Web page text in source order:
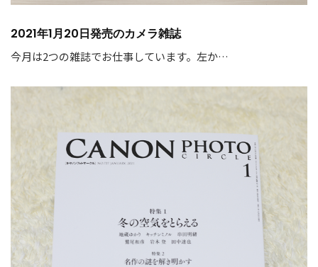
2021年1月20日発売のカメラ雑誌
今月は2つの雑誌でお仕事しています。左か…